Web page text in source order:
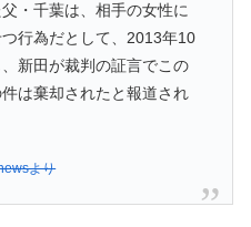
・千葉は、相手の女性に
行為だとして、2013年10
新田が裁判の証言でこの
は棄却されたと報道され
より